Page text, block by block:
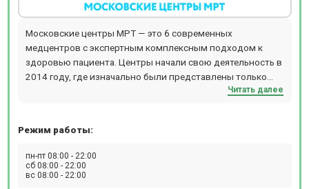
Московские центры МРТ — это 6 современных
медцентров с экспертным комплексным подходом к
здоровью пациента. Центры начали свою деятельность в
2014 году, где изначально были представлены только
услуги МРТ. В настоящее время здесь предлагается
Московских центров МРТ: МРТ и КТ, ультразвуковая
физиотерапия, лабораторные анализы. Диагностика
осуществляется под клиническую задачу лечащего врача.
Читать далее
Режим работы:
пн-пт 08:00 - 22:00
сб 08:00 - 22:00
вс 08:00 - 22:00